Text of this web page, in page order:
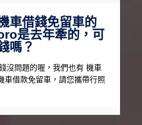
車借錢免留車的
是去年牽的，可
嗎？
沒問題的喔，我們也有 機車
車借款免留車，請您攜帶行照